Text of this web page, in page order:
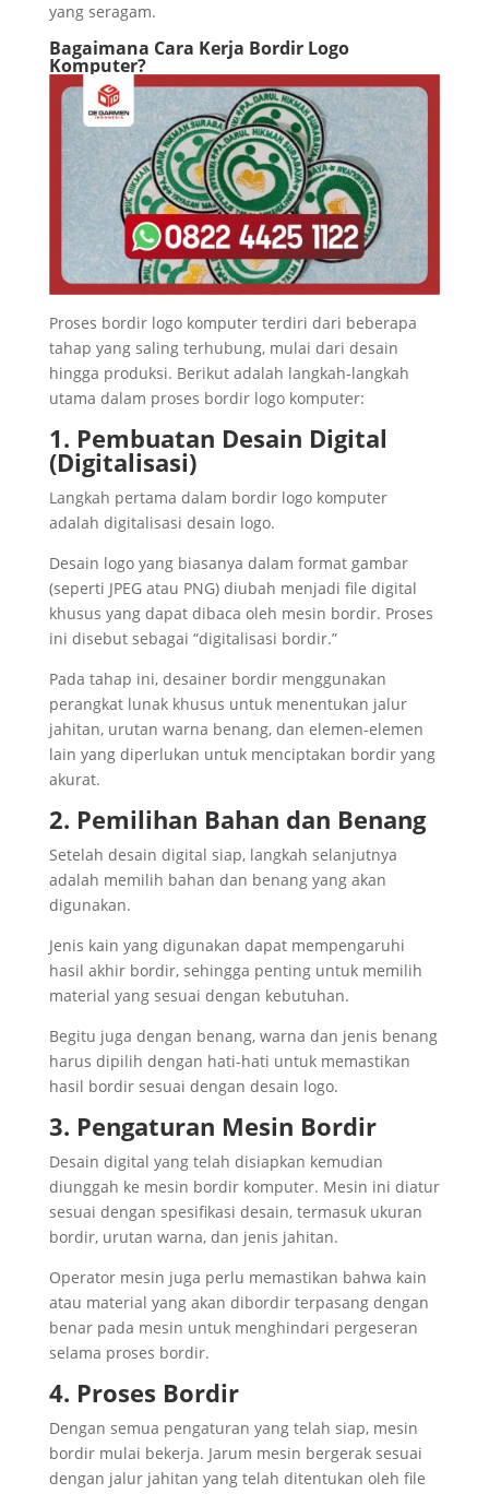
yang seragam.
Bagaimana Cara Kerja Bordir Logo
Komputer?
Proses bordir logo komputer terdiri dari beberapa
tahap yang saling terhubung, mulai dari desain
hingga produksi. Berikut adalah langkah-langkah
utama dalam proses bordir logo komputer:
1. Pembuatan Desain Digital
(Digitalisasi)
Langkah pertama dalam bordir logo komputer
adalah digitalisasi desain logo.
Desain logo yang biasanya dalam format gambar
(seperti JPEG atau PNG) diubah menjadi file digital
khusus yang dapat dibaca oleh mesin bordir. Proses
ini disebut sebagai “digitalisasi bordir.”
Pada tahap ini, desainer bordir menggunakan
perangkat lunak khusus untuk menentukan jalur
jahitan, urutan warna benang, dan elemen-elemen
lain yang diperlukan untuk menciptakan bordir yang
akurat.
2. Pemilihan Bahan dan Benang
Setelah desain digital siap, langkah selanjutnya
adalah memilih bahan dan benang yang akan
digunakan.
Jenis kain yang digunakan dapat mempengaruhi
hasil akhir bordir, sehingga penting untuk memilih
material yang sesuai dengan kebutuhan.
Begitu juga dengan benang, warna dan jenis benang
harus dipilih dengan hati-hati untuk memastikan
hasil bordir sesuai dengan desain logo.
3. Pengaturan Mesin Bordir
Desain digital yang telah disiapkan kemudian
diunggah ke mesin bordir komputer. Mesin ini diatur
sesuai dengan spesifikasi desain, termasuk ukuran
bordir, urutan warna, dan jenis jahitan.
Operator mesin juga perlu memastikan bahwa kain
atau material yang akan dibordir terpasang dengan
benar pada mesin untuk menghindari pergeseran
selama proses bordir.
4. Proses Bordir
Dengan semua pengaturan yang telah siap, mesin
bordir mulai bekerja. Jarum mesin bergerak sesuai
dengan jalur jahitan yang telah ditentukan oleh file